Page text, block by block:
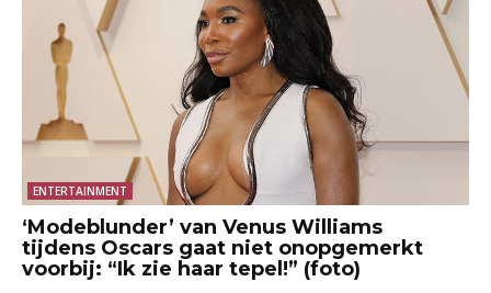
ENTERTAINMENT
‘Modeblunder’ van Venus Williams
tijdens Oscars gaat niet onopgemerkt
voorbij: “Ik zie haar tepel!” (foto)